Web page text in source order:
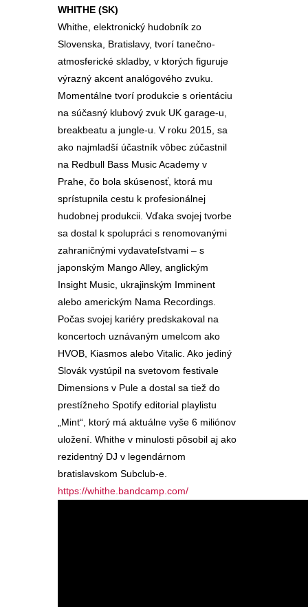
WHITHE (SK)
Whithe, elektronický hudobník zo
Slovenska, Bratislavy, tvorí tanečno-
atmosferické skladby, v ktorých figuruje
výrazný akcent analógového zvuku.
Momentálne tvorí produkcie s orientáciu
na súčasný klubový zvuk UK garage-u,
breakbeatu a jungle-u. V roku 2015, sa
ako najmladší účastník vôbec zúčastnil
na Redbull Bass Music Academy v
Prahe, čo bola skúsenosť, ktorá mu
sprístupnila cestu k profesionálnej
hudobnej produkcii. Vďaka svojej tvorbe
sa dostal k spolupráci s renomovanými
zahraničnými vydavateľstvami – s
japonským Mango Alley, anglickým
Insight Music, ukrajinským Imminent
alebo americkým Nama Recordings.
Počas svojej kariéry predskakoval na
koncertoch uznávaným umelcom ako
HVOB, Kiasmos alebo Vitalic. Ako jediný
Slovák vystúpil na svetovom festivale
Dimensions v Pule a dostal sa tiež do
prestížneho Spotify editorial playlistu
„Mint“, ktorý má aktuálne vyše 6 miliónov
uložení. Whithe v minulosti pôsobil aj ako
rezidentný DJ v legendárnom
bratislavskom Subclub-e.
https://whithe.bandcamp.com/